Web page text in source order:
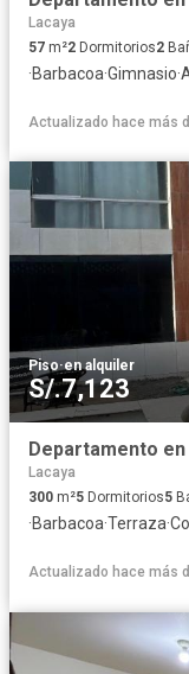
Lacaya
57 m²2 Dormitorios2
·Barbacoa·Gimnasio·
Actualizado hace más
Piso·en alquiler
S/.7,123
Lacaya
300 m²5 Dormitorios5
·Barbacoa·Terraza·
Actualizado hace más